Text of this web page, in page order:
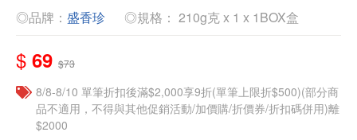
◎品牌： 盛香珍 ◎規格： 210g克 x 1 x 1BOX盒
$ 69 $73
8/8-8/10 單筆折扣後滿$2,000享9折(單筆上限折$500)(部分商
品不適用，不得與其他促銷活動/加價購/折價券/折扣碼併用)離
$2000